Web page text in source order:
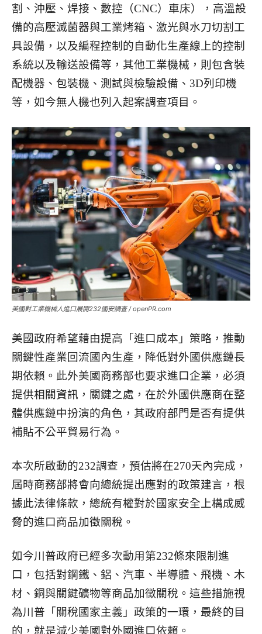
割、沖壓、焊接、數控（CNC）車床），高溫設
備的高壓滅菌器與工業烤箱、激光與水刀切割工
具設備，以及編程控制的自動化生產線上的控制
系統以及輸送設備等，其他工業機械，則包含裝
配機器、包裝機、測試與檢驗設備、3D列印機
等，如今無人機也列入起案調查項目。
美國對工業機械人進口展開232國安調查 / openPR.com
美國政府希望藉由提高「進口成本」策略，推動
關鍵性產業回流國內生產，降低對外國供應鏈長
期依賴。此外美國商務部也要求進口企業，必須
提供相關資訊，關鍵之處，在於外國供應商在整
體供應鏈中扮演的角色，其政府部門是否有提供
補貼不公平貿易行為。
本次所啟動的232調查，預估將在270天內完成，
屆時商務部將會向總統提出應對的政策建言，根
據此法律條款，總統有權對於國家安全上構成威
脅的進口商品加徵關稅。
如今川普政府已經多次動用第232條來限制進
口，包括對鋼鐵、鋁、汽車、半導體、飛機、木
材、銅與關鍵礦物等商品加徵關稅。這些措施視
為川普「關稅國家主義」政策的一環，最終的目
的，就是減少美國對外國進口依賴。